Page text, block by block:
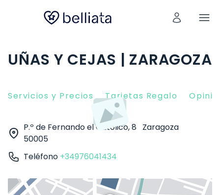
UÑAS Y CEJAS | ZARAGOZA
Servicios y Precios Tarjetas Regalo
P.º de Fernando el Católico, 8
Zaragoza
50005
Teléfono +34976041434